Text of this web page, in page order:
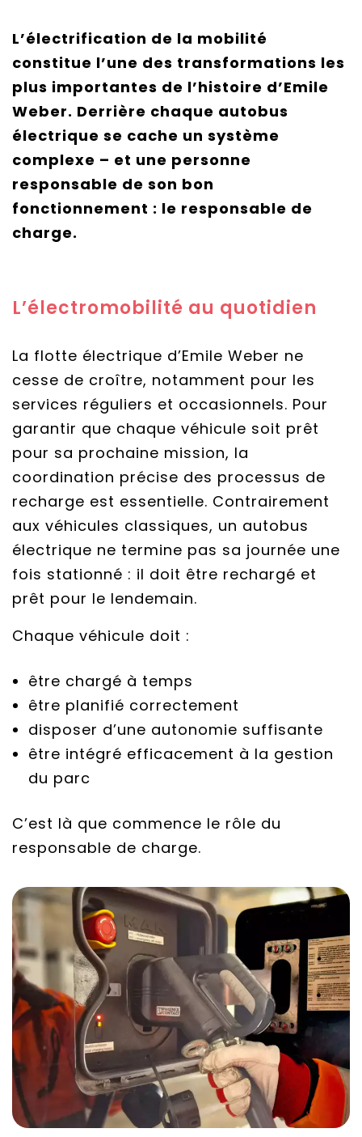
L’électrification de la mobilité
constitue l’une des transformations les
plus importantes de l’histoire d’Emile
Weber. Derrière chaque autobus
électrique se cache un système
complexe – et une personne
responsable de son bon
fonctionnement : le responsable de
charge.
L’électromobilité au quotidien
La flotte électrique d’Emile Weber ne
cesse de croître, notamment pour les
services réguliers et occasionnels. Pour
garantir que chaque véhicule soit prêt
pour sa prochaine mission, la
coordination précise des processus de
recharge est essentielle. Contrairement
aux véhicules classiques, un autobus
électrique ne termine pas sa journée une
fois stationné : il doit être rechargé et
prêt pour le lendemain.
Chaque véhicule doit :
être chargé à temps
être planifié correctement
disposer d’une autonomie suffisante
être intégré efficacement à la gestion
du parc
C’est là que commence le rôle du
responsable de charge.